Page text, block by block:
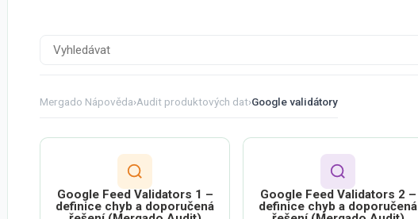
Mergado Nápověda›Audit produktových dat›Google validátory
Google Feed Validators 1 –
definice chyb a doporučená
Google Feed Validators 2 –
definice chyb a doporučená